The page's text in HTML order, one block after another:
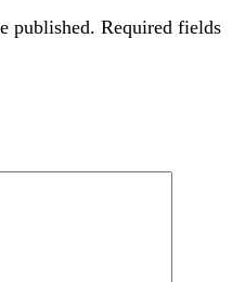
published. Required fields